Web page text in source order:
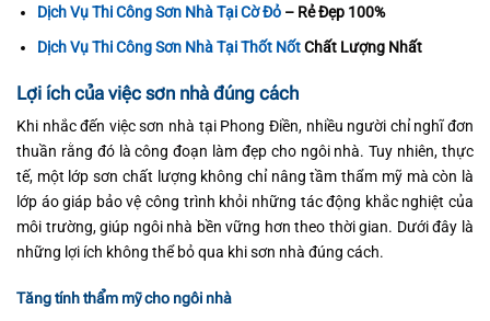
Dịch Vụ Thi Công Sơn Nhà Tại Cờ Đỏ– Rẻ Đẹp 100%
Dịch Vụ Thi Công Sơn Nhà Tại Thốt NốtChất Lượng Nhất
Lợi ích của việc sơn nhà đúng cách
Khi nhắc đến việc sơn nhà tại Phong Điền, nhiều người chỉ nghĩ đơn
thuần rằng đó là công đoạn làm đẹp cho ngôi nhà. Tuy nhiên, thực
tế, một lớp sơn chất lượng không chỉ nâng tầm thẩm mỹ mà còn là
lớp áo giáp bảo vệ công trình khỏi những tác động khắc nghiệt của
môi trường, giúp ngôi nhà bền vững hơn theo thời gian. Dưới đây là
những lợi ích không thể bỏ qua khi sơn nhà đúng cách.
Tăng tính thẩm mỹ cho ngôi nhà